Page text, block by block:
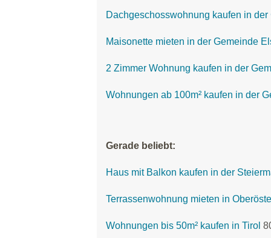
Dachgeschosswohnung kaufen in
Maisonette mieten in der Gemeinde
2 Zimmer Wohnung kaufen in der
Wohnungen ab 100m² kaufen in der
Gerade beliebt:
Haus mit Balkon kaufen in der
Terrassenwohnung mieten in
Wohnungen bis 50m² kaufen in Tirol